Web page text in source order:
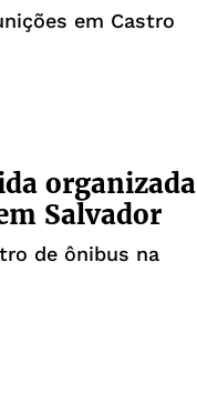
em Castro
organizada
Salvador
de ônibus na